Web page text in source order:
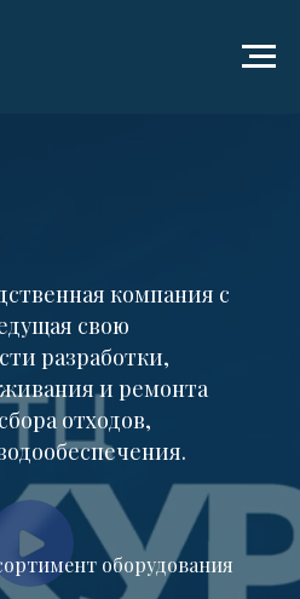
компания с
свою
разработки,
и ремонта
отходов,
оборудования